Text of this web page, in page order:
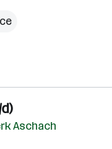
Aschach